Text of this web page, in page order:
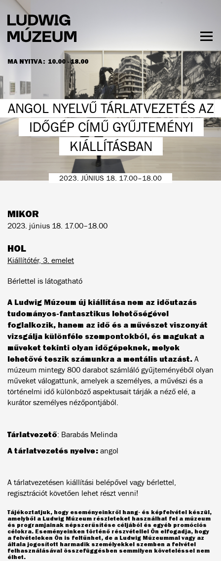
Ugrás
tartalomra
MA NYITVA: 10.00 - 18.00
NYITVATARTÁS ÉS JEGYÁRAK
ANGOL NYELVŰ TÁRLATVEZETÉS AZ
IDŐGÉP CÍMŰ GYŰJTEMÉNYI
KIÁLLÍTÁSBAN
2023. JÚNIUS 18. 17.00–18.00
MIKOR
2023. június 18. 17.00–18.00
HOL
Kiállítótér, 3. emelet
Bérlettel is látogatható
A Ludwig Múzeum új kiállítása nem az időutazás
tudományos-fantasztikus lehetőségével
foglalkozik, hanem az idő és a művészet viszonyát
vizsgálja különféle szempontokból, és magukat a
műveket tekinti olyan időgépeknek, melyek
lehetővé teszik számunkra a mentális utazást. A
múzeum mintegy 800 darabot számláló gyűjteményéből olyan
műveket válogattunk, amelyek a személyes, a művészi és a
történelmi idő különböző aspektusait tárják a néző elé, a
kurátor személyes nézőpontjából.
Tárlatvezető: Barabás Melinda
A tárlatvezetés nyelve: angol
A tárlatvezetésen kiállítási belépővel vagy bérlettel,
regisztrációt követően lehet részt venni!
Tájékoztatjuk, hogy eseményeinkről hang- és képfelvétel készül,
amelyből a Ludwig Múzeum részleteket használhat fel a múzeum
és programjainak népszerűsítése céljából és egyéb promóciós
célokra. Eseményeinken történő részvétellel Ön elfogadja, hogy
a felvételeken Ön is feltűnhet, de a Ludwig Múzeummal vagy az
általa jogosított harmadik személyekkel szemben a felvétel
felhasználásával összefüggésben semmilyen követeléssel nem
élhet.